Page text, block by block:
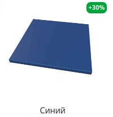
+30%
Синий